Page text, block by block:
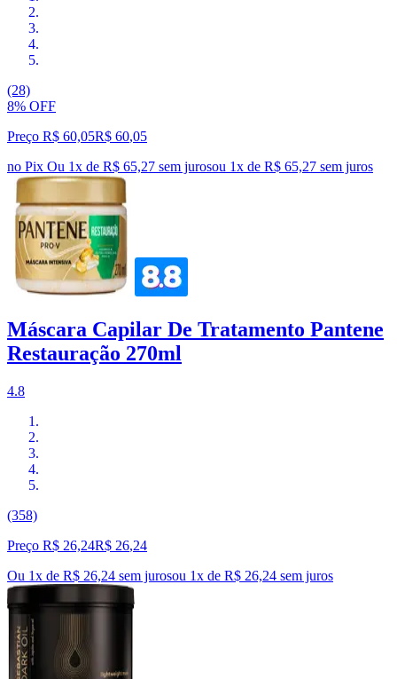
(28)
8% OFF
Preço R$ 60,05R$ 60,05
no Pix Ou 1x de R$ 65,27 sem jurosou 1x de R$ 65,27 sem juros
Máscara Capilar De Tratamento Pantene
Restauração 270ml
4.8
(358)
Preço R$ 26,24R$ 26,24
Ou 1x de R$ 26,24 sem jurosou 1x de R$ 26,24 sem juros